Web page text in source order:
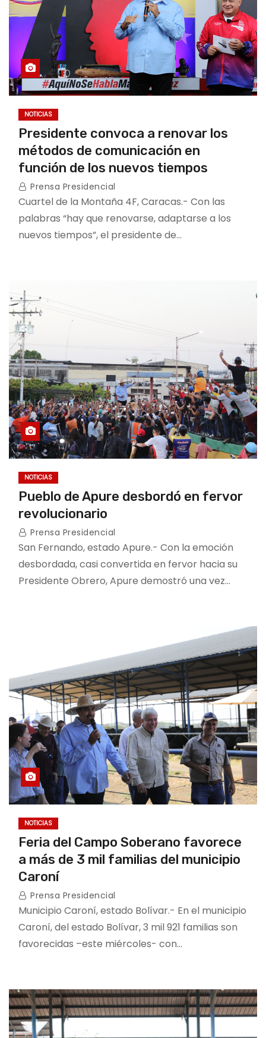
NOTICIAS
Presidente convoca a renovar los
métodos de comunicación en
función de los nuevos tiempos
Prensa Presidencial
Cuartel de la Montaña 4F, Caracas.- Con las
palabras “hay que renovarse, adaptarse a los
nuevos tiempos”, el presidente de…
NOTICIAS
Pueblo de Apure desbordó en fervor
revolucionario
Prensa Presidencial
San Fernando, estado Apure.- Con la emoción
desbordada, casi convertida en fervor hacia su
Presidente Obrero, Apure demostró una vez…
NOTICIAS
Feria del Campo Soberano favorece
a más de 3 mil familias del municipio
Caroní
Prensa Presidencial
Municipio Caroní, estado Bolívar.- En el municipio
Caroní, del estado Bolívar, 3 mil 921 familias son
favorecidas –este miércoles- con…